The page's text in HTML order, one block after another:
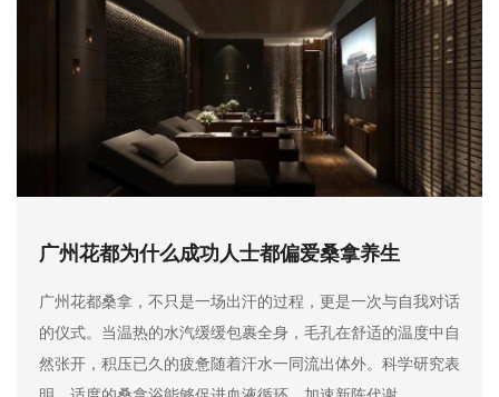
孔在舒适的温度中自
出体外。科学研究表
速新陈代谢，…
拿，一站搞定全年放松
广州花都想解压、想祛湿、想助眠、
店，一家全能养生会馆全部搞定。涵
常放松、身体调理、周末休闲、朋友